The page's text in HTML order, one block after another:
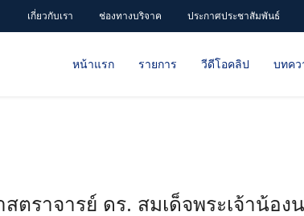
เกี่ยวกับเรา ช่องทางบริจาค ประกาศประชาสัมพันธ์
หน้าแรก รายการ วีดีโอคลิป บทค
ราจารย์ ดร. สมเด็จพระเจ้าน้องน